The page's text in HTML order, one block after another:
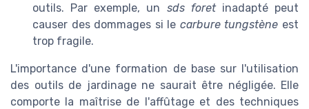
outils. Par exemple, un sds foretinadapté peut
causer des dommages si le carbure tungstène est
trop fragile.
L'importance d'une formation de base sur l'utilisation
des outils de jardinage ne saurait être négligée. Elle
comporte la maîtrise de l'affûtage et des techniques